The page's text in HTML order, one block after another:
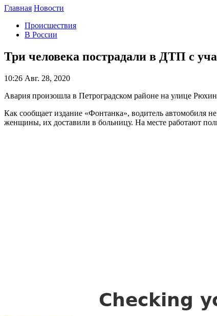
Главная Новости
Происшествия
В России
Три человека пострадали в ДТП с
10:26 Авг. 28, 2020
Авария произошла в Петроградском районе на улице
Как сообщает издание «Фонтанка», водитель автомобиля
женщины, их доставили в больницу. На месте работают